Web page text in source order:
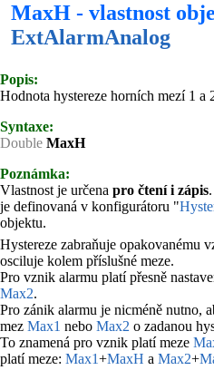
MaxH - vlastnost
ExtAlarmAnalog
Popis:
Hodnota hystereze horních mezí 1 a
Syntaxe:
Double MaxH
Poznámka:
Vlastnost je určena pro čtení i zápis
je definovaná v konfigurátoru "
objektu.
Hystereze zabraňuje opakovanému
osciluje kolem příslušné meze.
Pro vznik alarmu platí přesně
Max2.
Pro zánik alarmu je nicméně nutno,
mez Max1 nebo Max2 o zadanou
To znamená pro vznik platí meze
platí meze: Max1+MaxH a Max2+